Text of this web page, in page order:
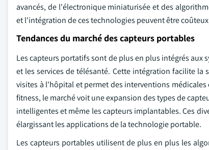
avancés, de l'électronique miniaturisée et des
et l'intégration de ces technologies peuvent être
Tendances du marché des capteurs portables
Les capteurs portatifs sont de plus en plus intégrés aux
et les services de télésanté. Cette intégration facilite
visites à l'hôpital et permet des interventions
fitness, le marché voit une expansion des types de
intelligentes et même les capteurs implantables. Ces
élargissant les applications de la technologie portable.
Les capteurs portables utilisent de plus en plus les